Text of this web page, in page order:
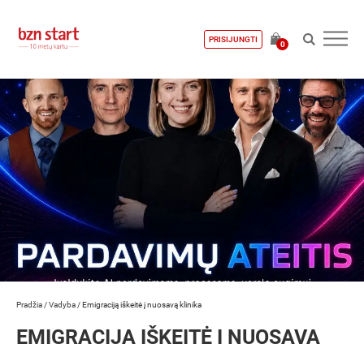
PRISIJUNGTI
0
Pradžia /Vadyba /Emigraciją iškeitė į nuosavą klinika
EMIGRACIJĄ IŠKEITĖ Į NUOSAVĄ